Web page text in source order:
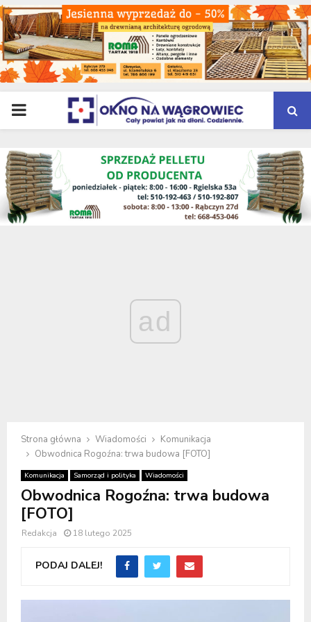
PRIMARY
MENU
ad
Strona główna Wiadomości
Komunikacja
Obwodnica Rogoźna: trwa budowa [FOTO]
Komunikacja Samorząd i polityka Wiadomości
Obwodnica Rogoźna: trwa budowa
[FOTO]
Redakcja 18 lutego 2025
PODAJ DALEJ!